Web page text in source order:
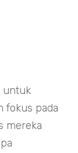
untuk
fokus pada
mereka